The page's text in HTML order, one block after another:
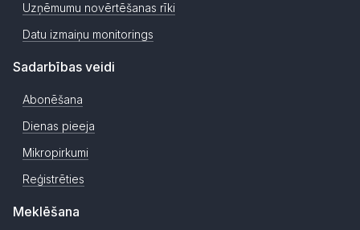
Uzņēmumu novērtēšanas rīki
Datu izmaiņu monitorings
Sadarbības veidi
Abonēšana
Dienas pieeja
Mikropirkumi
Reģistrēties
Meklēšana